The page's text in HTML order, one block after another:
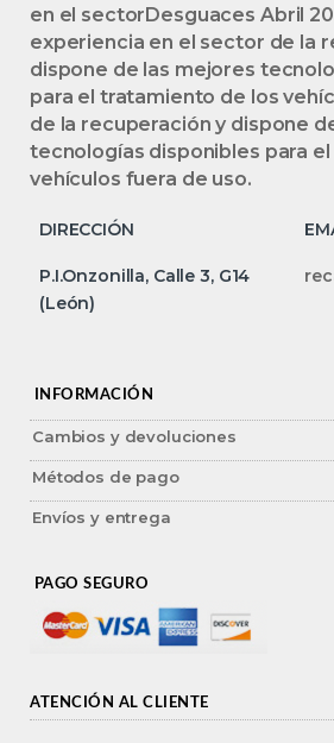
en el sectorDesguaces Abril
experiencia en el sector de la
dispone de las mejores
para el tratamiento de los
de la recuperación y dispone
tecnologías disponibles para
vehículos fuera de uso.
DIRECCIÓN
P.I.Onzonilla, Calle 3, G14
(León)
INFORMACIÓN
Cambios y devoluciones
Métodos de pago
Envíos y entrega
PAGO SEGURO
ATENCIÓN AL CLIENTE